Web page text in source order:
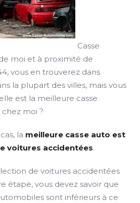
Casse
moi et à proximité de
vous en trouverez dans
la plupart des villes, mais vous
est la meilleure casse
moi ?
la meilleure casse auto est
voitures accidentées.
de voitures accidentées
étape, vous devez savoir que
sont inférieurs à ce